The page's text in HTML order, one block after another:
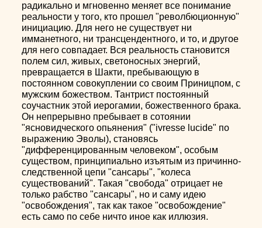
радикально и мгновенно меняет все понимание
реальности у того, кто прошел "револбюционную"
инициацию. Для него не существует ни
имманетного, ни трансцендентного, и то, и другое
для него совпадает. Вся реальность становится
полем сил, живых, светоносных энергий,
превращается в Шакти, пребывающую в
постоянном совокуплении со своим Приницпом, с
мужским божеством. Тантрист постоянный
соучастник этой иерогамии, божественного брака.
Он непрерывно пребывает в сотоянии
"ясновидческого опьянения" ("ivresse lucide" по
выражению Эволы), становясь
"дифференцированным человеком", особым
существом, принципиально изъятым из причинно-
следственной цепи "сансары", "колеса
существований". Такая "свобода" отрицает не
только рабство "сансары", но и саму идею
"освобождения", так как такое "освобождение"
есть само по себе ничто иное как иллюзия.